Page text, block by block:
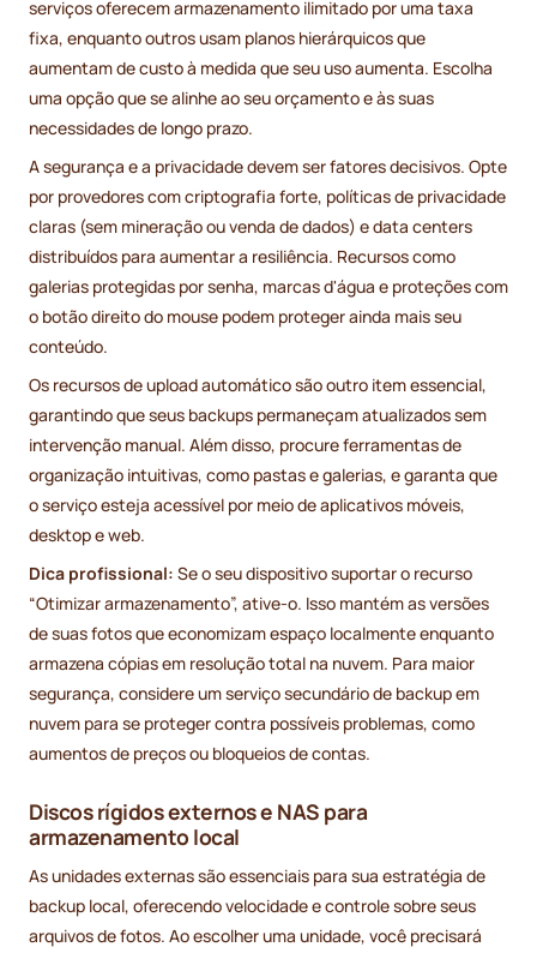
serviços oferecem armazenamento ilimitado por uma taxa
fixa, enquanto outros usam planos hierárquicos que
aumentam de custo à medida que seu uso aumenta. Escolha
uma opção que se alinhe ao seu orçamento e às suas
necessidades de longo prazo.
A segurança e a privacidade devem ser fatores decisivos. Opte
por provedores com criptografia forte, políticas de privacidade
claras (sem mineração ou venda de dados) e data centers
distribuídos para aumentar a resiliência. Recursos como
galerias protegidas por senha, marcas d'água e proteções com
o botão direito do mouse podem proteger ainda mais seu
conteúdo.
Os recursos de upload automático são outro item essencial,
garantindo que seus backups permaneçam atualizados sem
intervenção manual. Além disso, procure ferramentas de
organização intuitivas, como pastas e galerias, e garanta que
o serviço esteja acessível por meio de aplicativos móveis,
desktop e web.
Dica profissional: Se o seu dispositivo suportar o recurso
“Otimizar armazenamento”, ative-o. Isso mantém as versões
de suas fotos que economizam espaço localmente enquanto
armazena cópias em resolução total na nuvem. Para maior
segurança, considere um serviço secundário de backup em
nuvem para se proteger contra possíveis problemas, como
aumentos de preços ou bloqueios de contas.
Discos rígidos externos e NAS para
armazenamento local
As unidades externas são essenciais para sua estratégia de
backup local, oferecendo velocidade e controle sobre seus
arquivos de fotos. Ao escolher uma unidade, você precisará